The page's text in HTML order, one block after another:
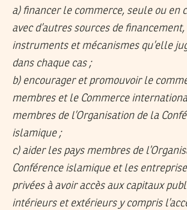
a) financer le commerce, seule ou en
avec d’autres sources de
instruments et mécanismes qu’elle
dans chaque cas ;
b) encourager et promouvoir le
membres et le Commerce
membres de l’Organisation de la
islamique ;
c) aider les pays membres de
Conférence islamique et les
privées à avoir accès aux capitaux
intérieurs et extérieurs y compris